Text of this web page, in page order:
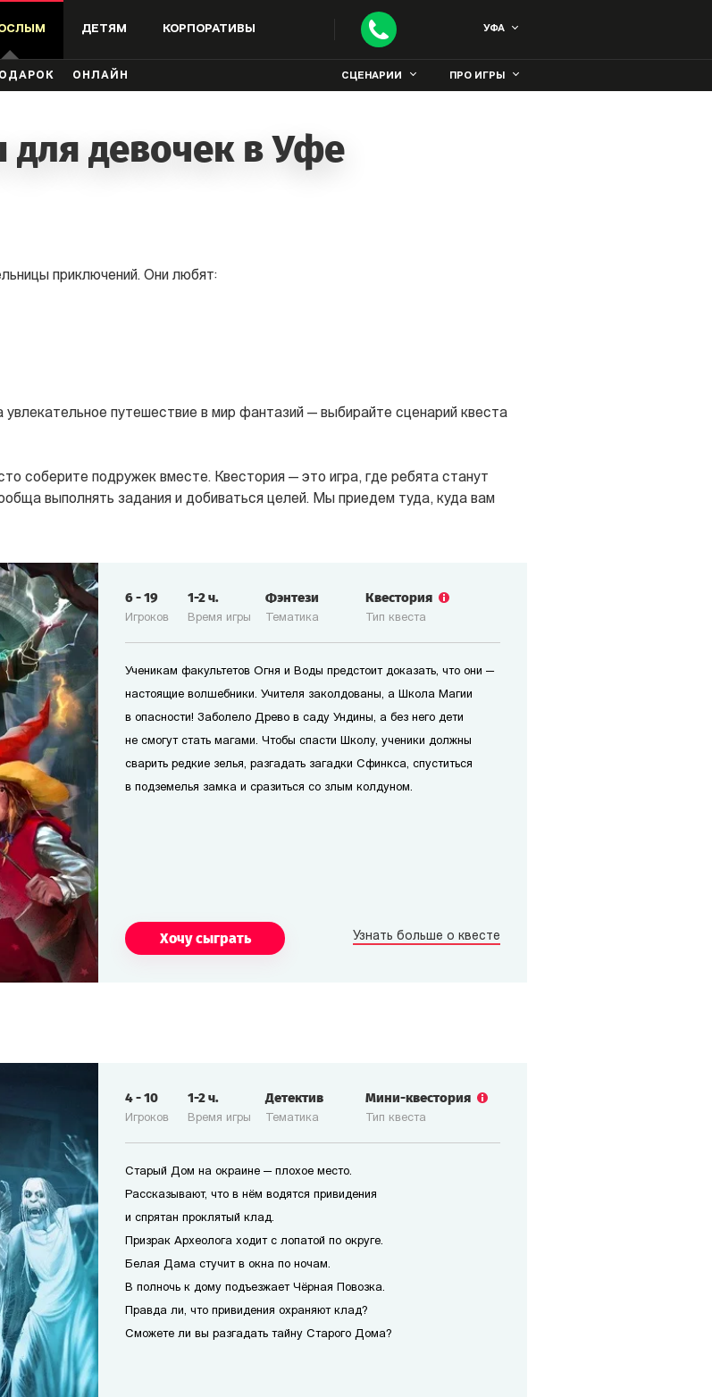
ДЕТЯМ КОРПОРАТИВЫ УФА
ОНЛАЙН СЦЕНАРИИ ПРО ИГРЫ
для девочек в Уфе
приключений. Они любят:
путешествие в мир фантазий — выбирайте сценарий квеста
соберите подружек вместе. Квестория — это игра, где ребята станут
выполнять задания и добиваться целей. Мы приедем туда, куда вам
Игроков
6-19
Время игры
1-2ч.
Тематика
Фэнтези
Тип квеста
Квестория
Ученикам факультетов Огня и Воды предстоит доказать, что они —
настоящие волшебники. Учителя заколдованы, а Школа Магии
в опасности! Заболело Древо в саду Ундины, а без него дети
не смогут стать магами. Чтобы спасти Школу, ученики должны
сварить редкие зелья, разгадать загадки Сфинкса, спуститься
в подземелья замка и сразиться со злым колдуном.
Хочу сыграть Узнать больше о квесте
Игроков
4-10
Время игры
1-2ч.
Тематика
Детектив
Тип квеста
Мини-квестория
Старый Дом на окраине — плохое место.
Рассказывают, что в нём водятся привидения
и спрятан проклятый клад.
Призрак Археолога ходит с лопатой по округе.
Белая Дама стучит в окна по ночам.
В полночь к дому подъезжает Чёрная Повозка.
Правда ли, что привидения охраняют клад?
Сможете ли вы разгадать тайну Старого Дома?